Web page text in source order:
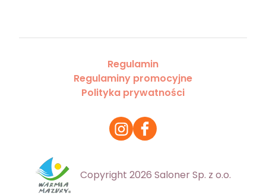
Regulamin
Regulaminy promocyjne
Polityka prywatności
Copyright 2026 Saloner Sp. z o.o.